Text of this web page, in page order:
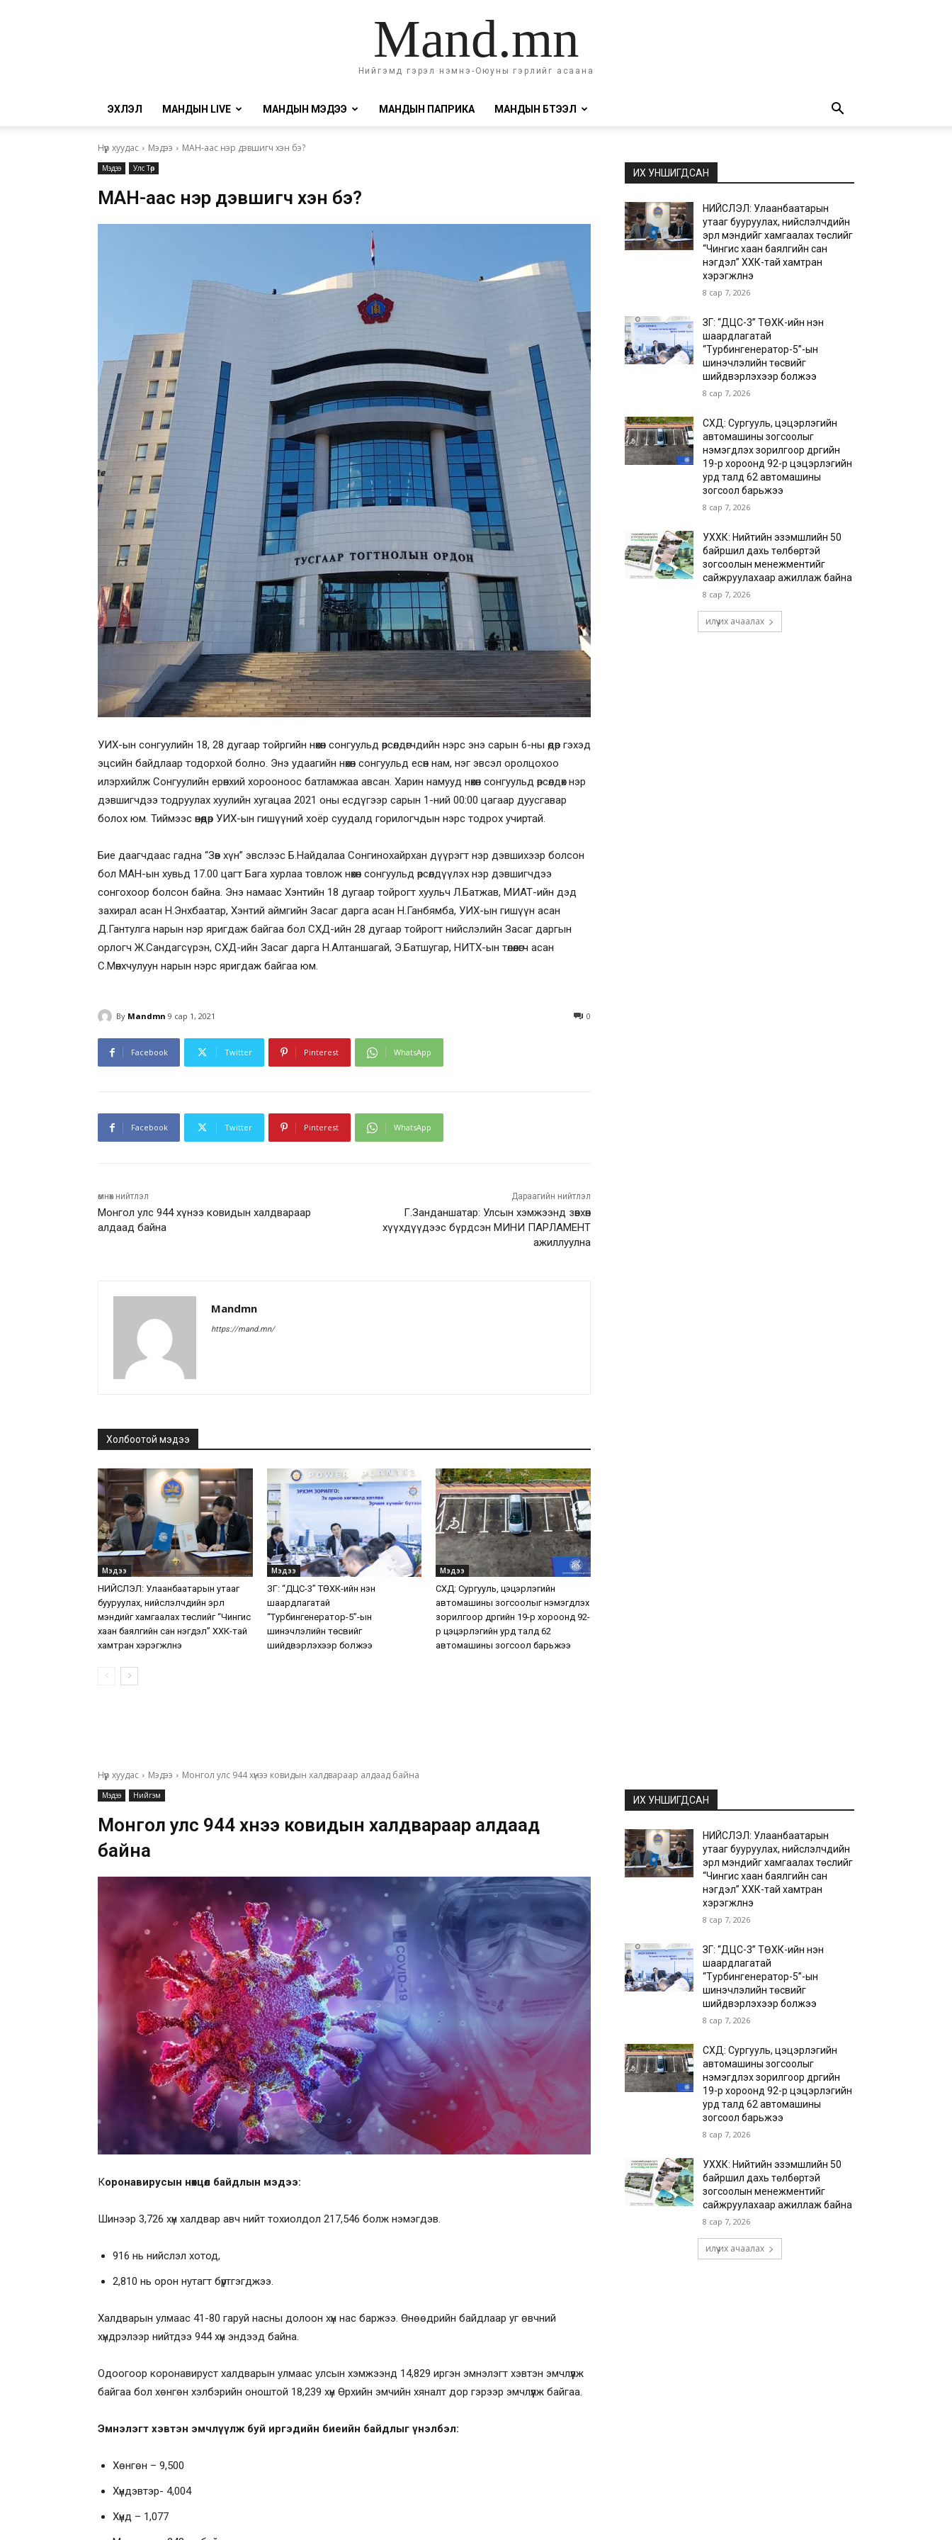
Mand.mn
Нийгэмд гэрэл нэмнэ-Оюуны гэрлийг асаана
ЭХЛЭЛ МАНДЫН LIVE МАНДЫН МЭДЭЭ МАНДЫН ПАПРИКА МАНДЫН БҮТЭЭЛ
Нүүр хуудас Мэдээ МАН-аас нэр дэвшигч хэн бэ?
Мэдээ Улс Төр
МАН-аас нэр дэвшигч хэн бэ?
УИХ-ын сонгуулийн 18, 28 дугаар тойргийн нөхөн сонгуульд өрсөлдөгчдийн нэрс энэ сарын 6-ны өдөр гэхэд
эцсийн байдлаар тодорхой болно. Энэ удаагийн нөхөн сонгуульд есөн нам, нэг эвсэл оролцохоо
илэрхийлж Сонгуулийн ерөнхий хорооноос батламжаа авсан. Харин намууд нөхөн сонгуульд өрсөлдөх нэр
дэвшигчдээ тодруулах хуулийн хугацаа 2021 оны есдүгээр сарын 1-ний 00:00 цагаар дуусгавар
болох юм. Тиймээс өнөөдөр УИХ-ын гишүүний хоёр суудалд горилогчдын нэрс тодрох учиртай.
Бие даагчдаас гадна “Зөв хүн” эвслээс Б.Найдалаа Сонгинохайрхан дүүрэгт нэр дэвшихээр болсон
бол МАН-ын хувьд 17.00 цагт Бага хурлаа товлож нөхөн сонгуульд өрсөлдүүлэх нэр дэвшигчдээ
сонгохоор болсон байна. Энэ намаас Хэнтийн 18 дугаар тойрогт хуульч Л.Батжав, МИАТ-ийн дэд
захирал асан Н.Энхбаатар, Хэнтий аймгийн Засаг дарга асан Н.Ганбямба, УИХ-ын гишүүн асан
Д.Гантулга нарын нэр яригдаж байгаа бол СХД-ийн 28 дугаар тойрогт нийслэлийн Засаг даргын
орлогч Ж.Сандагсүрэн, СХД-ийн Засаг дарга Н.Алтаншагай, Э.Батшугар, НИТХ-ын төлөөлөгч асан
С.Мөнхчулуун нарын нэрс яригдаж байгаа юм.
By Mandmn 9 сар 1, 2021 0
Facebook Twitter Pinterest WhatsApp
Facebook Twitter Pinterest WhatsApp
өмнөх нийтлэл
Монгол улс 944 хүнээ ковидын халдвараар
алдаад байна
Дараагийн нийтлэл
Г.Занданшатар: Улсын хэмжээнд зөвхөн
хүүхдүүдээс бүрдсэн МИНИ ПАРЛАМЕНТ
ажиллуулна
Mandmn
https://mand.mn/
Холбоотой мэдээ
Мэдээ
НИЙСЛЭЛ: Улаанбаатарын утааг
бууруулах, нийслэлчүүдийн эрүүл
мэндийг хамгаалах төслийг “Чингис
хаан баялгийн сан нэгдэл” ХХК-тай
хамтран хэрэгжүүлнэ
Мэдээ
ЗГ: “ДЦС-3” ТӨХК-ийн нэн
шаардлагатай
“Турбингенератор-5”-ын
шинэчлэлийн төсвийг
шийдвэрлэхээр болжээ
Мэдээ
СХД: Сургууль, цэцэрлэгийн
автомашины зогсоолыг нэмэгдүүлэх
зорилгоор дүүргийн 19-р хороонд 92-
р цэцэрлэгийн урд талд 62
автомашины зогсоол барьжээ
ИХ УНШИГДСАН
НИЙСЛЭЛ: Улаанбаатарын
утааг бууруулах, нийслэлчүүдийн
эрүүл мэндийг хамгаалах төслийг
“Чингис хаан баялгийн сан
нэгдэл” ХХК-тай хамтран
хэрэгжүүлнэ
8 сар 7, 2026
ЗГ: “ДЦС-3” ТӨХК-ийн нэн
шаардлагатай
“Турбингенератор-5”-ын
шинэчлэлийн төсвийг
шийдвэрлэхээр болжээ
8 сар 7, 2026
СХД: Сургууль, цэцэрлэгийн
автомашины зогсоолыг
нэмэгдүүлэх зорилгоор дүүргийн
19-р хороонд 92-р цэцэрлэгийн
урд талд 62 автомашины
зогсоол барьжээ
8 сар 7, 2026
УХХК: Нийтийн эзэмшлийн 50
байршил дахь төлбөртэй
зогсоолын менежментийг
сайжруулахаар ажиллаж байна
8 сар 7, 2026
илүү их ачаалах